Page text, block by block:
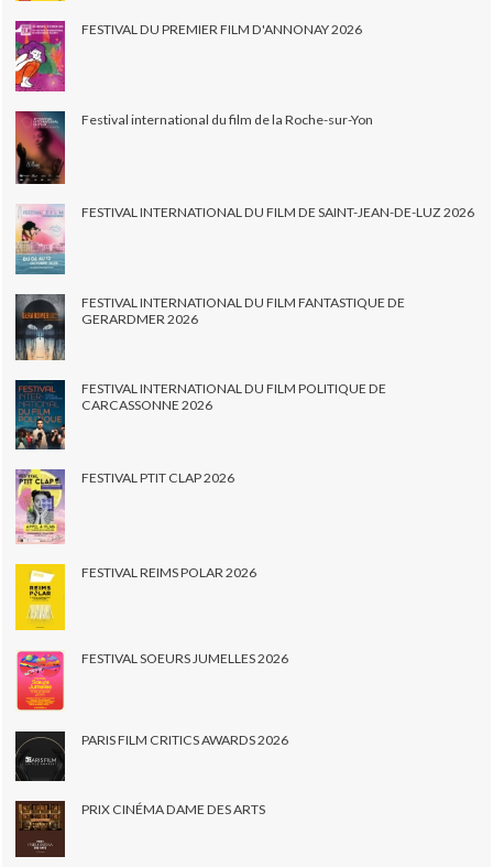
FESTIVAL DU PREMIER FILM D'ANNONAY 2026
Festival international du film de la Roche-sur-Yon
FESTIVAL INTERNATIONAL DU FILM DE SAINT-JEAN-DE-LUZ 2026
FESTIVAL INTERNATIONAL DU FILM FANTASTIQUE DE
GERARDMER 2026
FESTIVAL INTERNATIONAL DU FILM POLITIQUE DE
CARCASSONNE 2026
FESTIVAL PTIT CLAP 2026
FESTIVAL REIMS POLAR 2026
FESTIVAL SOEURS JUMELLES 2026
PARIS FILM CRITICS AWARDS 2026
PRIX CINÉMA DAME DES ARTS